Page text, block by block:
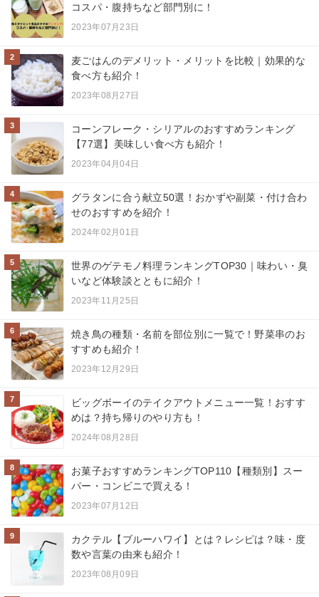
コスパ・腹持ちなど部門別に！
2023年07月23日
2
麦ごはんのデメリット・メリットを比較｜効果的な
食べ方も紹介！
2023年08月27日
3
コーンフレーク・シリアルのおすすめランキング
【77選】美味しい食べ方も紹介！
2023年04月04日
4
グラタンに合う献立50選！おかずや副菜・付け合わ
せのおすすめを紹介！
2024年02月01日
5
世界のゲテモノ料理ランキングTOP30｜味わい・臭
いなど体験談とともに紹介！
2023年11月25日
6
焼き鳥の種類・名前を部位別に一覧で！野菜串のお
すすめも紹介！
2023年12月29日
7
ビッグボーイのテイクアウトメニュー一覧！おすす
めは？持ち帰りのやり方も！
2024年08月28日
8
お菓子おすすめランキングTOP110【種類別】スー
パー・コンビニで買える！
2023年07月12日
9
カクテル【ブルーハワイ】とは？レシピは？味・度
数や言葉の由来も紹介！
2023年08月09日